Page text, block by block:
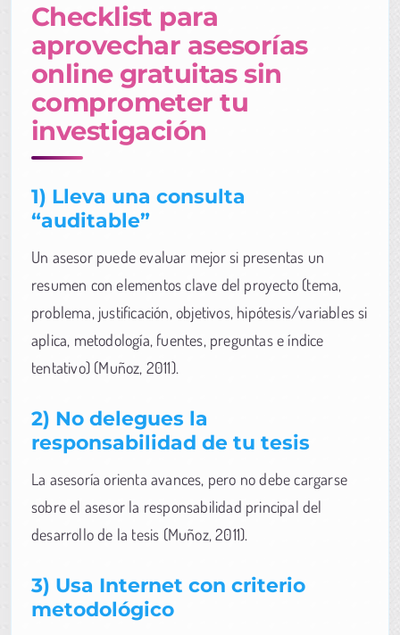
Checklist para
aprovechar asesorías
online gratuitas sin
comprometer tu
investigación
1) Lleva una consulta
“auditable”
Un asesor puede evaluar mejor si presentas un
resumen con elementos clave del proyecto (tema,
problema, justificación, objetivos, hipótesis/variables si
aplica, metodología, fuentes, preguntas e índice
tentativo) (Muñoz, 2011).
2) No delegues la
responsabilidad de tu tesis
La asesoría orienta avances, pero no debe cargarse
sobre el asesor la responsabilidad principal del
desarrollo de la tesis (Muñoz, 2011).
3) Usa Internet con criterio
metodológico